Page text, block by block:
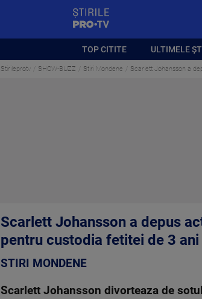
TOP CITITE ULTIMELE
Stirileprotv SHOW-BUZZ Stiri Mondene Scarlett Johansson a
Scarlett Johansson a depus
pentru custodia fetitei de 3 ani
STIRI MONDENE
Scarlett Johansson divorteaza de